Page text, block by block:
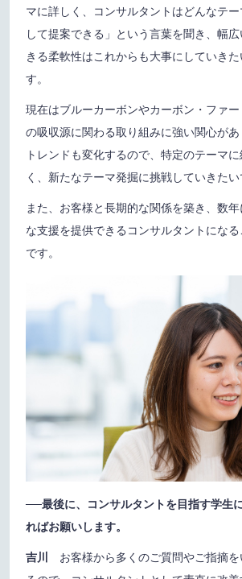
マに詳しく、コンサルタントはどんなテ
して提案できる」という言葉を聞き、幅
きる柔軟性はこれからも大事にしていき
す。
現在はブルーカーボンやカーボン・ファ
の吸収源に関わる取り組みに強い関心が
トレンドも変化するので、特定のテーマ
く、新たなテーマ発掘に挑戦していきたい
また、お客様と長期的な関係を築き、数
な支援を提供できるコンサルタントにな
です。
──最後に、コンサルタントを目指す学生
ればお願いします。
吉川
お客様から多くのご質問やご指摘を